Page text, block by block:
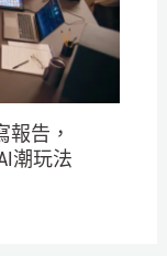
報告，
潮玩法